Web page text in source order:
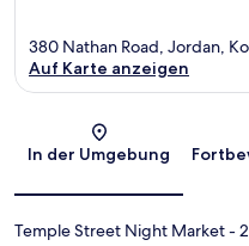
380 Nathan Road, Jordan,
Auf Karte anzeigen
In der Umgebung
Temple Street Night Market-